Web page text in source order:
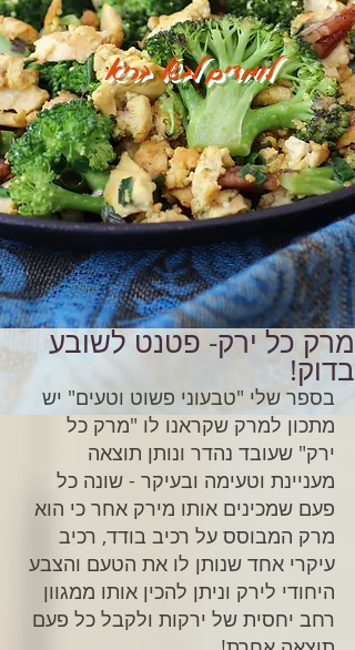
לומדים לבשל בריא
מרק כל ירק- פטנט לשובע
בדוק!
בספר שלי "טבעוני פשוט וטעים" יש
מתכון למרק שקראנו לו "מרק כל
ירק" שעובד נהדר ונותן תוצאה
מעניינת וטעימה ובעיקר - שונה כל
פעם שמכינים אותו מירק אחר כי הוא
מרק המבוסס על רכיב בודד, רכיב
עיקרי אחד שנותן לו את הטעם והצבע
היחודי לירק וניתן להכין אותו ממגוון
רחב יחסית של ירקות ולקבל כל פעם